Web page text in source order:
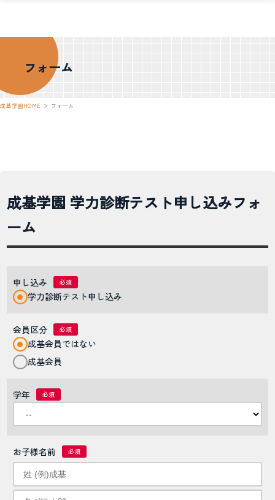
フォーム
成基学園HOME ＞ フォーム
成基学園 学力診断テスト申し込みフォ
ーム
申し込み
学力診断テスト申し込み
会員区分
成基会員ではない
成基会員
学年
お子様名前